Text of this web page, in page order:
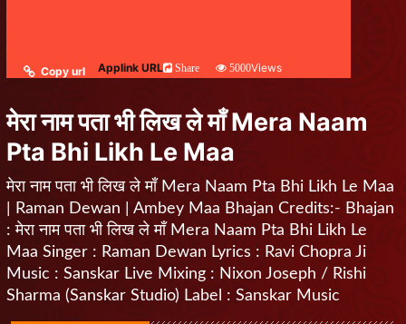
Copy url Applink URL Share 5000Views
मेरा नाम पता भी लिख ले माँ Mera Naam
Pta Bhi Likh Le Maa
मेरा नाम पता भी लिख ले माँ Mera Naam Pta Bhi Likh Le Maa
| Raman Dewan | Ambey Maa Bhajan Credits:- Bhajan
: मेरा नाम पता भी लिख ले माँ Mera Naam Pta Bhi Likh Le
Maa Singer : Raman Dewan Lyrics : Ravi Chopra Ji
Music : Sanskar Live Mixing : Nixon Joseph / Rishi
Sharma (Sanskar Studio) Label : Sanskar Music